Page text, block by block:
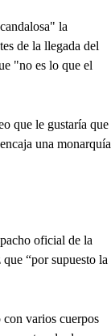
la
de la llegada del
"no es lo que el
que le gustaría que
una monarquía
oficial de la
“por supuesto la
varios cuerpos